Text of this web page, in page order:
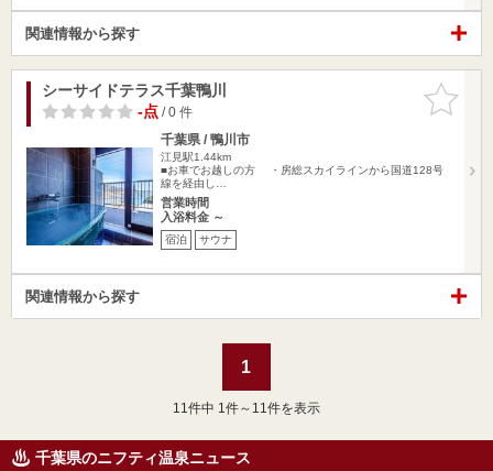
関連情報から探す
お気に入
りに追加
シーサイドテラス千葉鴨川
-点/ 0 件
千葉県 / 鴨川市
江見駅1.44km
■お車でお越しの方 ・房総スカイラインから国道128号
線を経由し…
営業時間
入浴料金 ～
宿泊 サウナ
関連情報から探す
1
11 件中 1件～11件を表示
千葉県のニフティ温泉ニュース